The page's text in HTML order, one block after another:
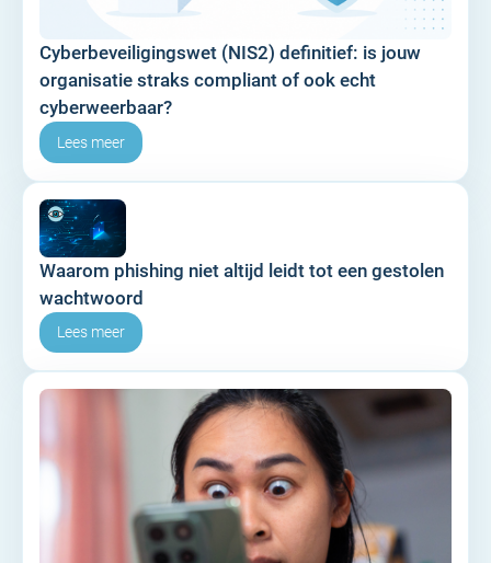
Cyberbeveiligingswet (NIS2) definitief: is jouw
organisatie straks compliant of ook echt
cyberweerbaar?
Lees meer
Waarom phishing niet altijd leidt tot een gestolen
wachtwoord
Lees meer